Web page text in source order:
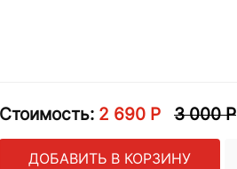
Стоимость: 2 690 Р 3 000 Р
ДОБАВИТЬ В КОРЗИНУ